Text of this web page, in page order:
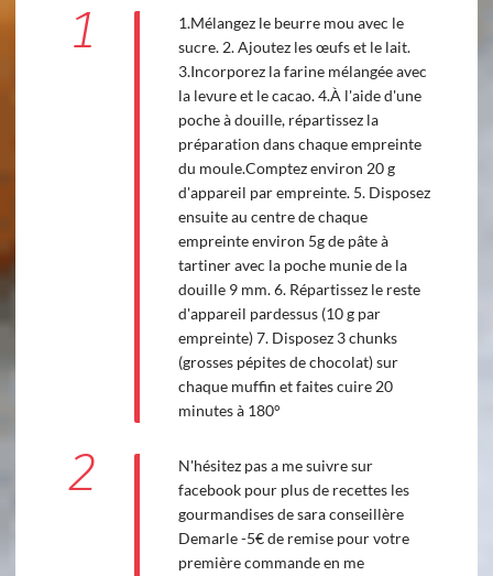
1
1.Mélangez le beurre mou avec le
sucre. 2. Ajoutez les œufs et le lait.
3.Incorporez la farine mélangée avec
la levure et le cacao. 4.À l'aide d'une
poche à douille, répartissez la
préparation dans chaque empreinte
du moule.Comptez environ 20 g
d'appareil par empreinte. 5. Disposez
ensuite au centre de chaque
empreinte environ 5g de pâte à
tartiner avec la poche munie de la
douille 9 mm. 6. Répartissez le reste
d'appareil pardessus (10 g par
empreinte) 7. Disposez 3 chunks
(grosses pépites de chocolat) sur
chaque muffin et faites cuire 20
minutes à 180°
2
N'hésitez pas a me suivre sur
facebook pour plus de recettes les
gourmandises de sara conseillère
Demarle -5€ de remise pour votre
première commande en me